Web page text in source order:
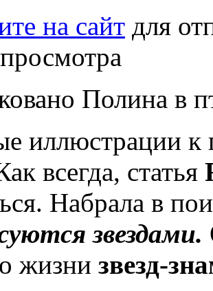
на сайт для
Полина в
иллюстрации к
всегда, статья
Набрала в
звездами.
жизни звезд-